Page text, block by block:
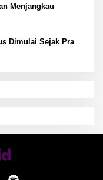
Menjangkau
Dimulai Sejak Pra